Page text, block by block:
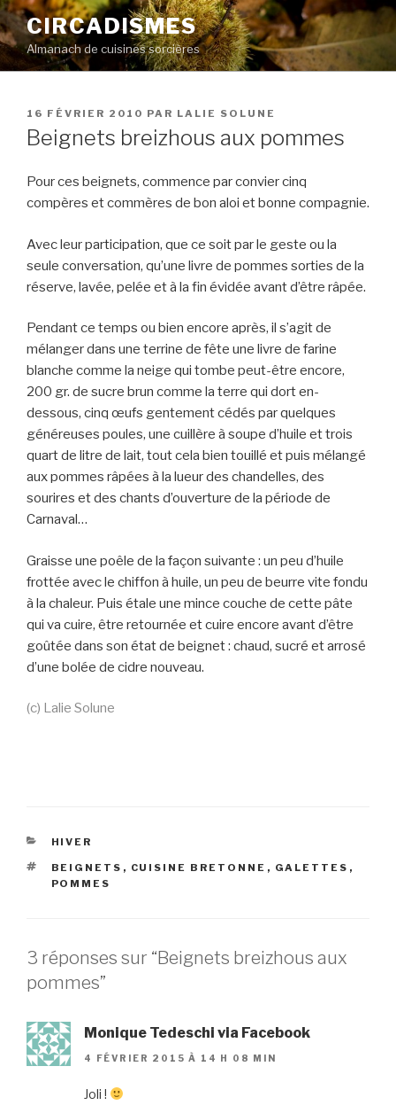
Aller
au
contenu
principal
CIRCADISMES
Almanach de cuisines sorcières
PUBLIÉ
LE
16 FÉVRIER 2010 PAR LALIE SOLUNE
Beignets breizhous aux pommes
Pour ces beignets, commence par convier cinq
compères et commères de bon aloi et bonne compagnie.
Avec leur participation, que ce soit par le geste ou la
seule conversation, qu’une livre de pommes sorties de la
réserve, lavée, pelée et à la fin évidée avant d’être râpée.
Pendant ce temps ou bien encore après, il s’agit de
mélanger dans une terrine de fête une livre de farine
blanche comme la neige qui tombe peut-être encore,
200 gr. de sucre brun comme la terre qui dort en-
dessous, cinq œufs gentement cédés par quelques
généreuses poules, une cuillère à soupe d’huile et trois
quart de litre de lait, tout cela bien touillé et puis mélangé
aux pommes râpées à la lueur des chandelles, des
sourires et des chants d’ouverture de la période de
Carnaval…
Graisse une poêle de la façon suivante : un peu d’huile
frottée avec le chiffon à huile, un peu de beurre vite fondu
à la chaleur. Puis étale une mince couche de cette pâte
qui va cuire, être retournée et cuire encore avant d’être
goûtée dans son état de beignet : chaud, sucré et arrosé
d’une bolée de cidre nouveau.
(c) Lalie Solune
CATÉGORIES
HIVER
ÉTIQUETTES
BEIGNETS , CUISINE BRETONNE , GALETTES ,
POMMES
3 réponses sur “Beignets breizhous aux
pommes”
Monique Tedeschi via Facebook
4 FÉVRIER 2015 À 14 H 08 MIN
Joli !